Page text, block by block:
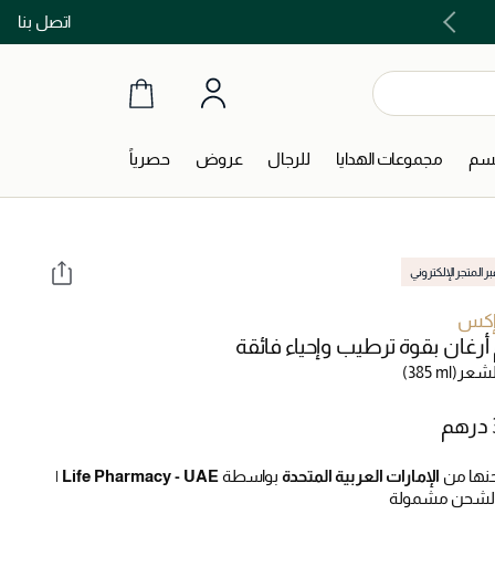
اتصل بنااشتري الآن و ادفع لاحقاً مع تابي و تمارا!
مجموعات الهدايا للرجال عروض حصرياً
المتجر الإلكتروني
إكس
بقوة ترطيب وإحياء فائقة
(385 ml)
من الإمارات العربية المتحدة بواسطةLife Pharmacy - UAE
|
مشمولة